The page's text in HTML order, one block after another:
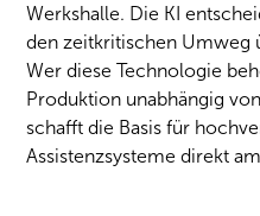
Werkshalle. Die KI
den zeitkritischen Umweg
Wer diese Technologie
Produktion unabhängig
schafft die Basis für
Assistenzsysteme direkt